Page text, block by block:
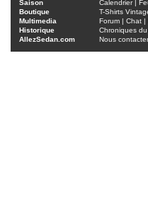
Saison Calendrier|
Boutique
T-Shirts
Multimedia
Forum | Chat |
Historique
Chroniques
AllezSedan.com
Nous contacter